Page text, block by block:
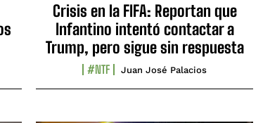
Crisis en la FIFA: Reportan que
Infantino intentó contactar a
Trump, pero sigue sin respuesta
#NTF Juan José Palacios